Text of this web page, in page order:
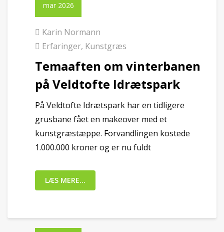
mar 2026
Karin Normann
Erfaringer, Kunstgræs
Temaaften om vinterbanen
på Veldtofte Idrætspark
På Veldtofte Idrætspark har en tidligere
grusbane fået en makeover med et
kunstgræstæppe. Forvandlingen kostede
1.000.000 kroner og er nu fuldt
LÆS MERE...